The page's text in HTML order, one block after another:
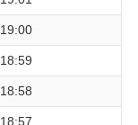
19:00
18:59
18:58
18:57